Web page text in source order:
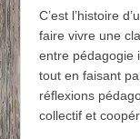
C’est l’histoire
faire vivre une
entre pédagogie
tout en faisant
réflexions
collectif et